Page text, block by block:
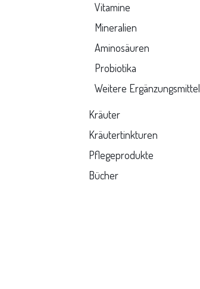
Vitamine
Mineralien
Aminosäuren
Probiotika
Weitere Ergänzungsmittel
Kräuter
Kräutertinkturen
Pflegeprodukte
Bücher